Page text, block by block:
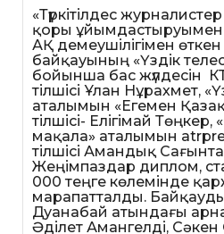
«Түркітілдес
қоры ұйымдастыруымен
АҚ демеушілігімен
байқауының «Үздік
бойынша бас жүлдесін
тілшісі Ұлан Нұрахмет,
аталымын «Егемен
тілшісі- Елігімай Төңкер,
мақала» аталымын
тілшісі Амандық
Жеңімпаздар диплом,
000 теңге көлемінде
марапатталды.
Дуанабай атындағы
Әділет Амангелді,